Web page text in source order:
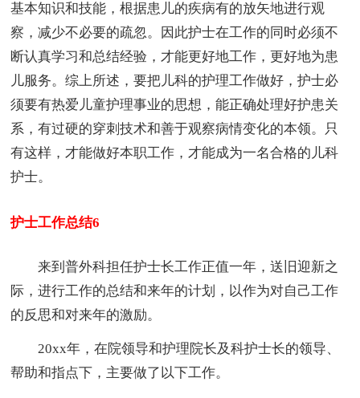
基本知识和技能，根据患儿的疾病有的放矢地进行观
察，减少不必要的疏忽。因此护士在工作的同时必须不
断认真学习和总结经验，才能更好地工作，更好地为患
儿服务。综上所述，要把儿科的护理工作做好，护士必
须要有热爱儿童护理事业的思想，能正确处理好护患关
系，有过硬的穿刺技术和善于观察病情变化的本领。只
有这样，才能做好本职工作，才能成为一名合格的儿科
护士。
护士工作总结6
来到普外科担任护士长工作正值一年，送旧迎新之
际，进行工作的总结和来年的计划，以作为对自己工作
的反思和对来年的激励。
20xx年，在院领导和护理院长及科护士长的领导、
帮助和指点下，主要做了以下工作。